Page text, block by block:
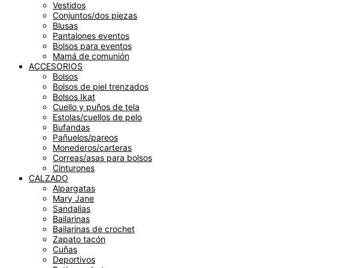
Vestidos
Conjuntos/dos piezas
Blusas
Pantalones eventos
Bolsos para eventos
Mamá de comunión
ACCESORIOS
Bolsos
Bolsos de piel trenzados
Bolsos Ikat
Cuello y puños de tela
Estolas/cuellos de pelo
Bufandas
Pañuelos/pareos
Monederos/carteras
Correas/asas para bolsos
Cinturones
CALZADO
Alpargatas
Mary Jane
Sandalias
Bailarinas
Bailarinas de crochet
Zapato tacón
Cuñas
Deportivos